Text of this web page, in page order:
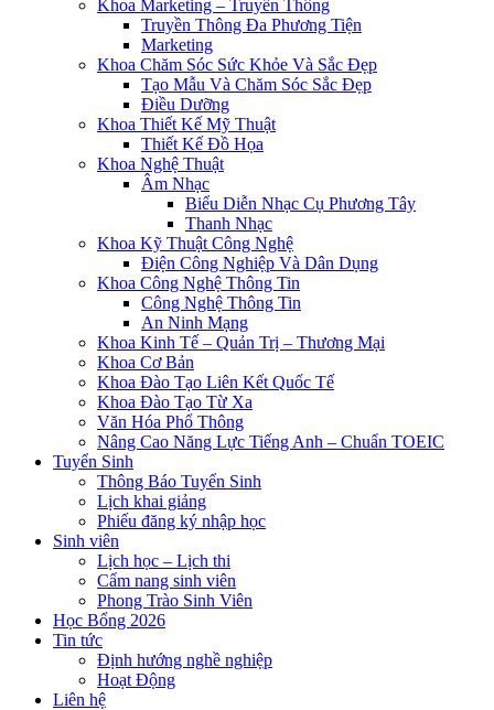
Khoa Marketing – Truyền Thông
Truyền Thông Đa Phương Tiện
Marketing
Khoa Chăm Sóc Sức Khỏe Và Sắc Đẹp
Tạo Mẫu Và Chăm Sóc Sắc Đẹp
Điều Dưỡng
Khoa Thiết Kế Mỹ Thuật
Thiết Kế Đồ Họa
Khoa Nghệ Thuật
Âm Nhạc
Biểu Diễn Nhạc Cụ Phương Tây
Thanh Nhạc
Khoa Kỹ Thuật Công Nghệ
Điện Công Nghiệp Và Dân Dụng
Khoa Công Nghệ Thông Tin
Công Nghệ Thông Tin
An Ninh Mạng
Khoa Kinh Tế – Quản Trị – Thương Mại
Khoa Cơ Bản
Khoa Đào Tạo Liên Kết Quốc Tế
Khoa Đào Tạo Từ Xa
Văn Hóa Phổ Thông
Nâng Cao Năng Lực Tiếng Anh – Chuẩn TOEIC
Tuyển Sinh
Thông Báo Tuyển Sinh
Lịch khai giảng
Phiếu đăng ký nhập học
Sinh viên
Lịch học – Lịch thi
Cẩm nang sinh viên
Phong Trào Sinh Viên
Học Bổng 2026
Tin tức
Định hướng nghề nghiệp
Hoạt Động
Liên hệ